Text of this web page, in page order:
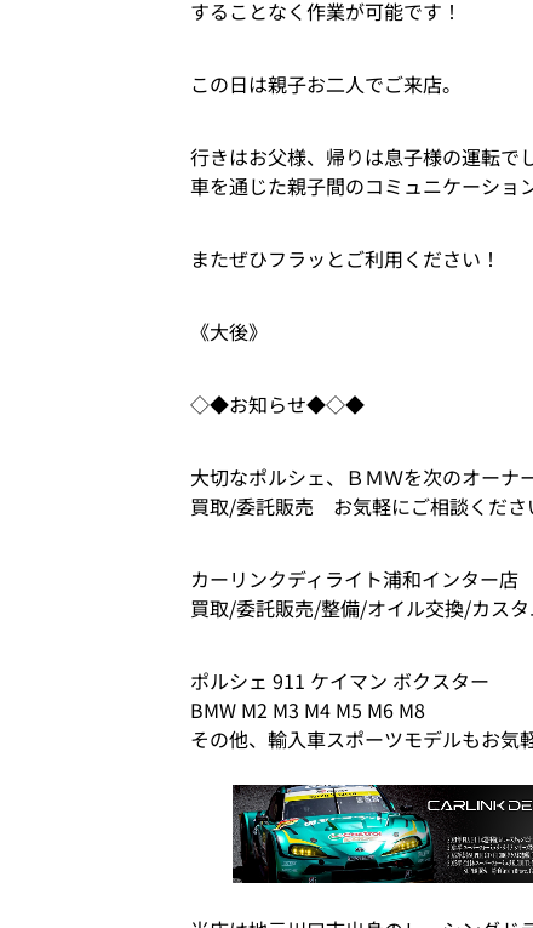
することなく作業が可能です！
この日は親子お二人でご来店。
行きはお父様、帰りは息子様の運転で
車を通じた親子間のコミュニケーショ
またぜひフラッとご利用ください！
《大後》
◇◆お知らせ◆◇◆
大切なポルシェ、ＢＭＷを次のオーナ
買取/委託販売 お気軽にご相談くださ
カーリンクディライト浦和インター店
買取/委託販売/整備/オイル交換/カス
ポルシェ 911 ケイマン ボクスター
BMW M2 M3 M4 M5 M6 M8
その他、輸入車スポーツモデルもお気